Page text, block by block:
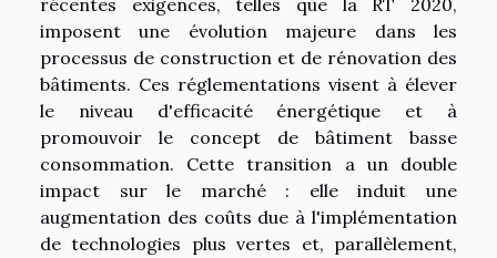
récentes exigences, telles que la RT 2020,
imposent une évolution majeure dans les
processus de construction et de rénovation des
bâtiments. Ces réglementations visent à élever
le niveau d'efficacité énergétique et à
promouvoir le concept de bâtiment basse
consommation. Cette transition a un double
impact sur le marché : elle induit une
augmentation des coûts due à l'implémentation
de technologies plus vertes et, parallèlement,